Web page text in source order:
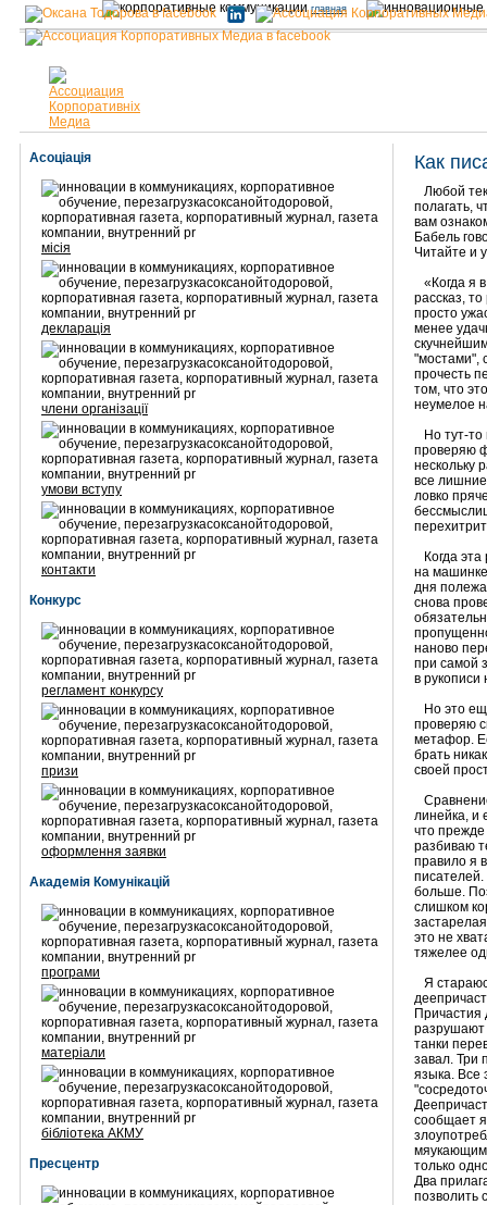
главная
Асоціація
місія
декларація
члени організації
умови вступу
контакти
Конкурс
регламент конкурсу
призи
оформлення заявки
Академія Комунікацій
програми
матеріали
бібліотека АКМУ
Пресцентр
Как
Любой
полагать,
вам
Бабель
Читайте и
«Когда я
рассказ,
просто
менее
"мостами",
прочесть
том, что
неумелое
Но тут-то
проверяю
нескольку
все
ловко
Когда
на
дня
снова
наново
при самой
в рукописи
Но это
проверяю
метафор.
брать
своей
линейка, и
что
разбиваю
правило я
больше.
слишком
это не
тяжелее
Я
Причастия
разрушают
танки
завал. Три
языка. Все
сообщает
только
Два
позволить